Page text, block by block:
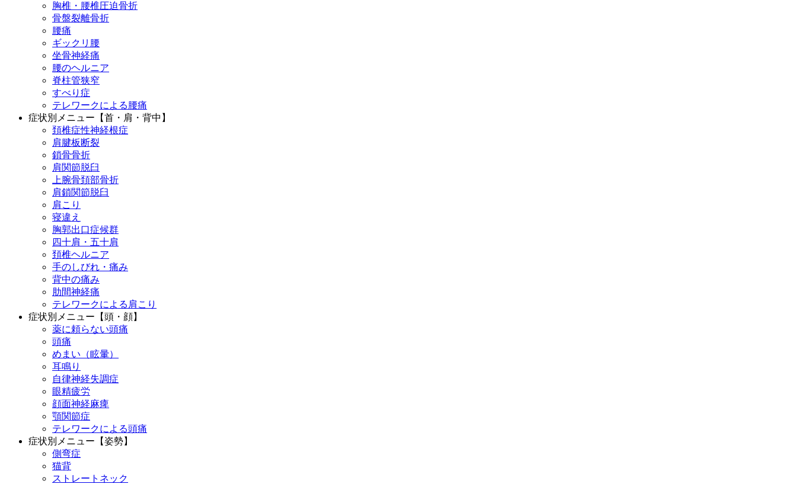
胸椎・腰椎圧迫骨折
骨盤裂離骨折
腰痛
ギックリ腰
坐骨神経痛
腰のヘルニア
脊柱管狭窄
すべり症
テレワークによる腰痛
症状別メニュー【首・肩・背中】
頚椎症性神経根症
肩腱板断裂
鎖骨骨折
肩関節脱臼
上腕骨頚部骨折
肩鎖関節脱臼
肩こり
寝違え
胸郭出口症候群
四十肩・五十肩
頚椎ヘルニア
手のしびれ・痛み
背中の痛み
肋間神経痛
テレワークによる肩こり
症状別メニュー【頭・顔】
薬に頼らない頭痛
頭痛
めまい（眩暈）
耳鳴り
自律神経失調症
眼精疲労
顔面神経麻痺
顎関節症
テレワークによる頭痛
症状別メニュー【姿勢】
側弯症
猫背
ストレートネック